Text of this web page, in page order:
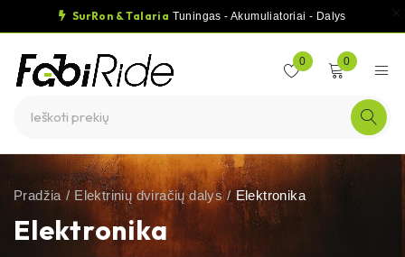
SurRon & Talaria Tuningas - Akumuliatoriai - Dalys
0 0
Elektronika
Pradžia / Elektrinių dviračių dalys / Elektronika